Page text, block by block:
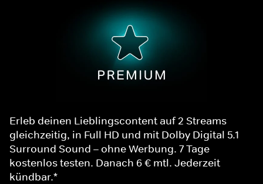
Erleb deinen Lieblingscontent auf 2 Streams
gleichzeitig, in Full HD und mit Dolby Digital 5.1
Surround Sound – ohne Werbung. 7 Tage
kostenlos testen. Danach 6 € mtl. Jederzeit
kündbar.*